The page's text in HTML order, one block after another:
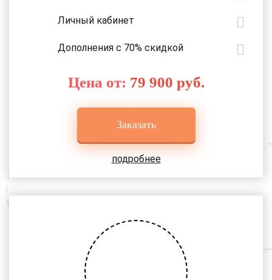
Личный кабинет
Дополнения с 70% скидкой
Цена от: 79 900 руб.
Заказать
подробнее